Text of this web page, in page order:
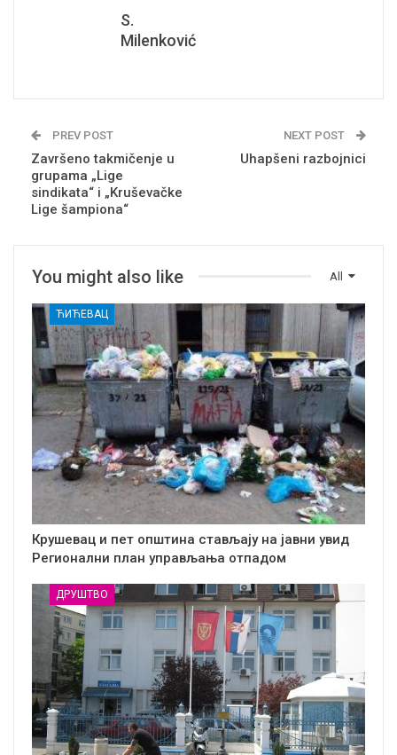
S.
Milenković
PREV POST
Završeno takmičenje u
grupama „Lige
sindikata“ i „Kruševačke
Lige šampiona“
NEXT POST
Uhapšeni razbojnici
All
You might also like
ЋИЋЕВАЦ
Крушевац и пет општина стављају на јавни увид
Регионални план управљања отпадом
ДРУШТВО